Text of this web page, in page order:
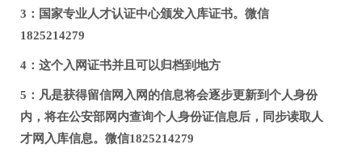
3：国家专业人才认证中心颁发入库证书。微信
1825214279
4：这个入网证书并且可以归档到地方
5：凡是获得留信网入网的信息将会逐步更新到个人身份
内，将在公安部网内查询个人身份证信息后，同步读取人
才网入库信息。微信1825214279